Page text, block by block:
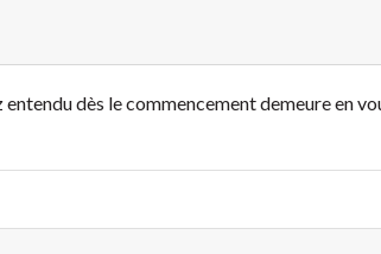
dès le commencement demeure en